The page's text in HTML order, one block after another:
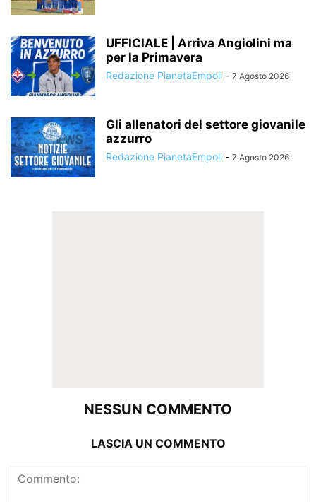
UFFICIALE | Arriva Angiolini ma
per la Primavera
Redazione PianetaEmpoli - 7 Agosto 2026
Gli allenatori del settore giovanile
azzurro
Redazione PianetaEmpoli - 7 Agosto 2026
NESSUN COMMENTO
LASCIA UN COMMENTO